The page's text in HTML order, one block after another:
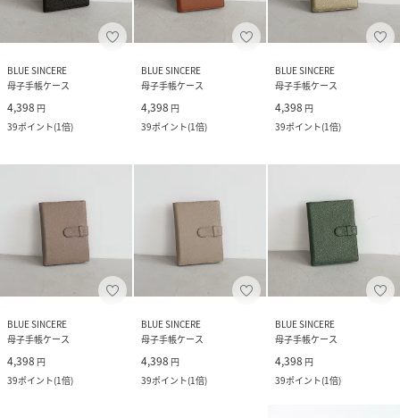
BLUE SINCERE
母子手帳ケース
4,398 円
39ポイント(1倍)
BLUE SINCERE
母子手帳ケース
4,398 円
39ポイント(1倍)
BLUE SINCERE
母子手帳ケース
4,398 円
39ポイント(1倍)
BLUE SINCERE
母子手帳ケース
4,398 円
39ポイント(1倍)
BLUE SINCERE
母子手帳ケース
4,398 円
39ポイント(1倍)
BLUE SINCERE
母子手帳ケース
4,398 円
39ポイント(1倍)